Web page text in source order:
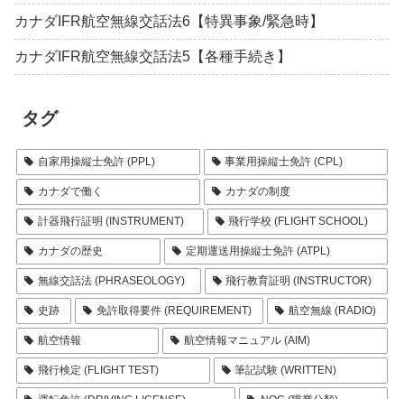
カナダIFR航空無線交話法6【特異事象/緊急時】
カナダIFR航空無線交話法5【各種手続き】
タグ
自家用操縦士免許 (PPL) 事業用操縦士免許 (CPL)
カナダで働く カナダの制度
計器飛行証明 (INSTRUMENT) 飛行学校 (FLIGHT SCHOOL)
カナダの歴史 定期運送用操縦士免許 (ATPL)
無線交話法 (PHRASEOLOGY) 飛行教育証明 (INSTRUCTOR)
史跡 免許取得要件 (REQUIREMENT) 航空無線 (RADIO)
航空情報 航空情報マニュアル (AIM)
飛行検定 (FLIGHT TEST) 筆記試験 (WRITTEN)